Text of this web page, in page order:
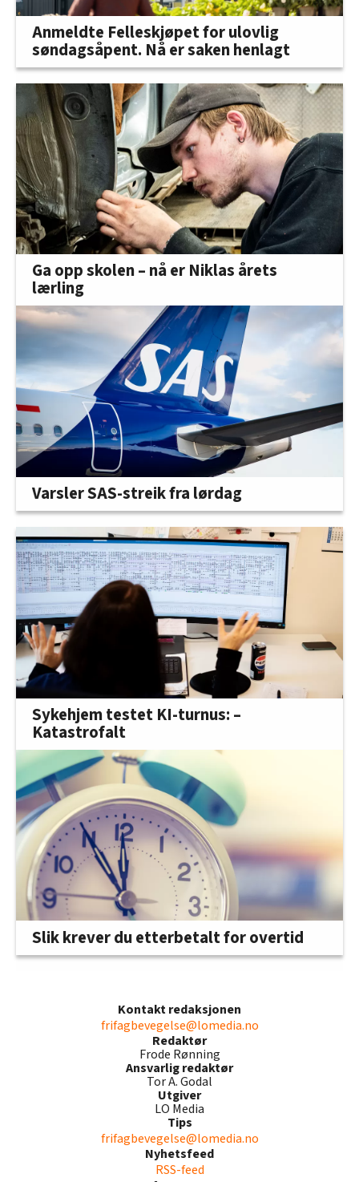
Anmeldte Felleskjøpet for ulovlig
søndagsåpent. Nå er saken henlagt
Ga opp skolen – nå er Niklas årets
lærling
Varsler SAS-streik fra lørdag
Sykehjem testet KI-turnus: –
Katastrofalt
Slik krever du etterbetalt for overtid
Kontakt redaksjonen
frifagbevegelse@lomedia.no
Redaktør
Frode Rønning
Ansvarlig redaktør
Tor A. Godal
Utgiver
LO Media
Tips
frifagbevegelse@lomedia.no
Nyhetsfeed
RSS-feed